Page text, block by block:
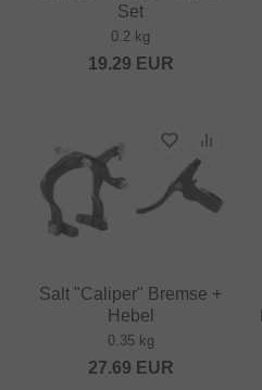
Set
0.2 kg
19.29 EUR
Salt "Caliper" Bremse +
Hebel
0.35 kg
27.69 EUR